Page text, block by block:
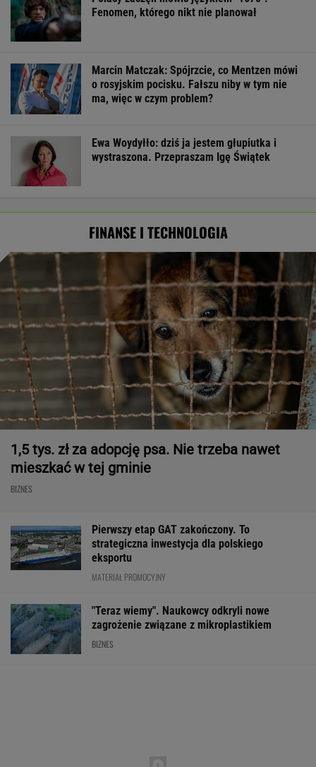
Fenomen, którego nikt nie planował
Marcin Matczak: Spójrzcie, co Mentzen mówi
o rosyjskim pocisku. Fałszu niby w tym nie
ma, więc w czym problem?
Ewa Woydyłło: dziś ja jestem głupiutka i
wystraszona. Przepraszam Igę Świątek
FINANSE I TECHNOLOGIA
1,5 tys. zł za adopcję psa. Nie trzeba nawet
mieszkać w tej gminie
BIZNES
Pierwszy etap GAT zakończony. To
strategiczna inwestycja dla polskiego
eksportu
MATERIAŁ PROMOCYJNY
"Teraz wiemy". Naukowcy odkryli nowe
zagrożenie związane z mikroplastikiem
BIZNES